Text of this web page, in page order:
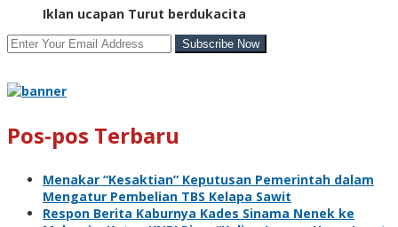
Iklan ucapan Turut berdukacita
Pos-pos Terbaru
Menakar “Kesaktian” Keputusan Pemerintah dalam
Mengatur Pembelian TBS Kelapa Sawit
Respon Berita Kaburnya Kades Sinama Nenek ke